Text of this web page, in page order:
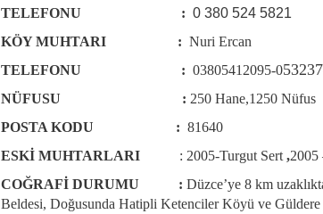
TELEFONU : 0 380 524 5821
KÖY MUHTARI : Nuri Ercan
TELEFONU : 03805412095-0
NÜFUSU : 250 Hane,1250 Nüfus
POSTA KODU : 81640
ESKİ MUHTARLARI : 2005-Turgut Sert ,2005
COĞRAFİ DURUMU : Düzce’ye 8 km
Beldesi, Doğusunda Hatipli Ketenciler Köyü ve